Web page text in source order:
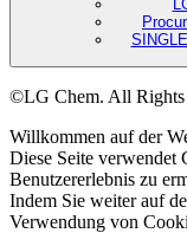
©LG Chem. All Rights
Willkommen auf der
Diese Seite verwendet
Benutzererlebnis zu
Indem Sie weiter auf
Verwendung von